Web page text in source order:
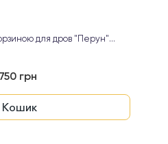
для дров "Перун"...
грн
Кошик